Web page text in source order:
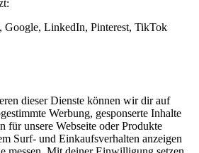
Google, LinkedIn, Pinterest, TikTok
dieser Dienste können wir dir auf
Werbung, gesponserte Inhalte
für unsere Webseite oder Produkte
Surf- und Einkaufsverhalten anzeigen